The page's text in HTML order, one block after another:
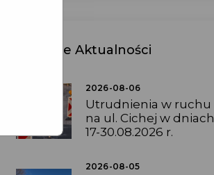
Ostatnie Aktualności
2026-08-06
Utrudnienia w ruchu
na ul. Cichej w dniach
17-30.08.2026 r.
2026-08-05